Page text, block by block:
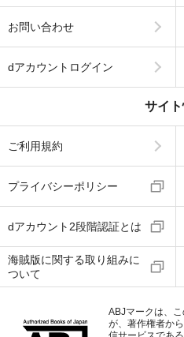
お問い合わせ
dアカウントログイン
サイ
ご利用規約
プライバシーポリシー
dアカウント2段階認証とは
海賊版に関する取り組みに
ついて
ABJマークは、
が、著作権者か